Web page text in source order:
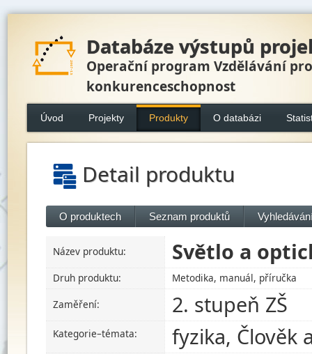
Databáze výstupů
Operační program Vzdělávání pro
konkurenceschopnost
Úvod Projekty Produkty O databázi
Detail produktu
O produktech Seznam produktů
Název produktu: Světlo a
Druh produktu:
Metodika, manuál, příručka
Zaměření:
2. stupeň ZŠ
Kategorie–témata: fyzika, Člověk